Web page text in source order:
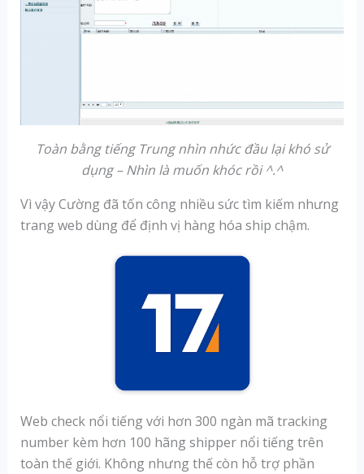
Toàn bằng tiếng Trung nhìn nhức đầu lại khó sử
dụng – Nhìn là muốn khóc rồi ^.^
Vì vậy Cường đã tốn công nhiều sức tìm kiếm nhưng
trang web dùng để định vị hàng hóa ship chậm.
Web check nổi tiếng với hơn 300 ngàn mã tracking
number kèm hơn 100 hãng shipper nổi tiếng trên
toàn thế giới. Không nhưng thế còn hỗ trợ phần